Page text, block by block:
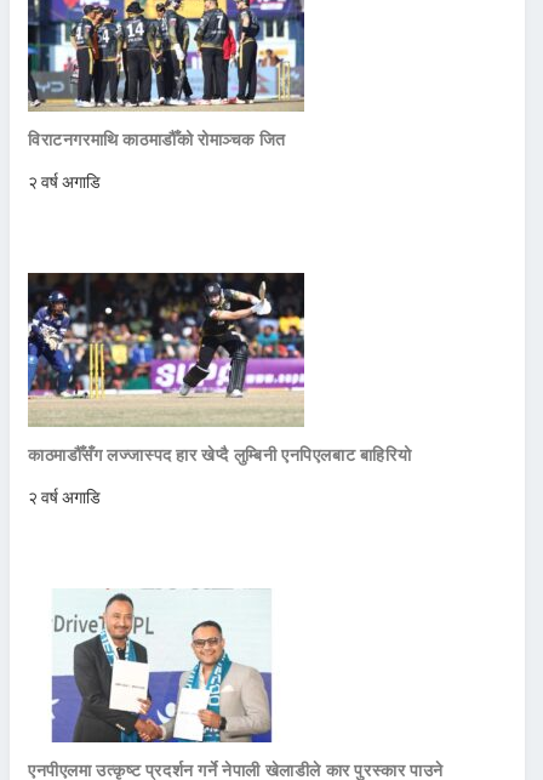
विराटनगरमाथि काठमाडौँको रोमाञ्चक जित
२ वर्ष अगाडि
काठमाडौँसँग लज्जास्पद हार खेप्दै लुम्बिनी एनपिएलबाट बाहिरियो
२ वर्ष अगाडि
एनपीएलमा उत्कृष्ट प्रदर्शन गर्ने नेपाली खेलाडीले कार पुरस्कार पाउने